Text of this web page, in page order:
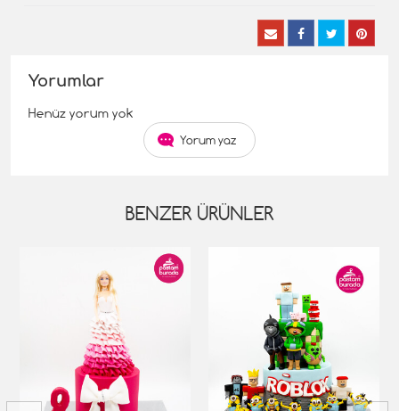
Yorumlar
Henüz yorum yok
Yorum yaz
BENZER ÜRÜNLER